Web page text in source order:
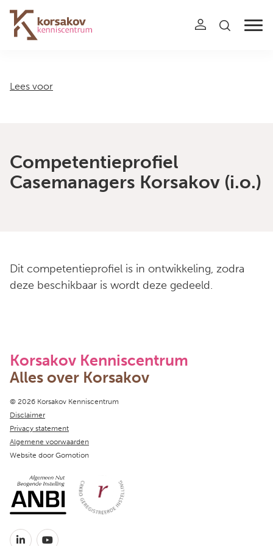
Navigation
Lees voor
Competentieprofiel
Casemanagers Korsakov (i.o.)
Dit competentieprofiel is in ontwikkeling, zodra
deze beschikbaar is wordt deze gedeeld.
Korsakov Kenniscentrum
Alles over Korsakov
Copyright navigation
© 2026 Korsakov Kenniscentrum
Disclaimer
Privacy statement
Algemene voorwaarden
Website door Gomotion